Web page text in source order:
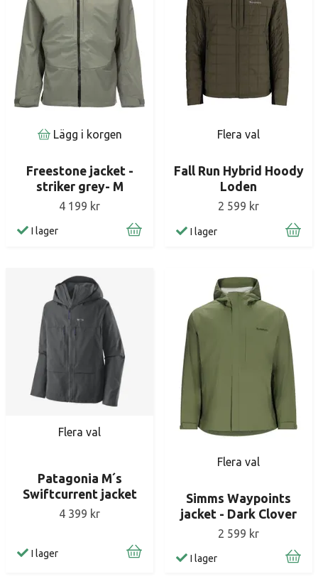
Lägg i korgen
Freestone jacket -
striker grey- M
4 199 kr
I lager
Flera val
Fall Run Hybrid Hoody
Loden
2 599 kr
I lager
Flera val
Patagonia M´s
Swiftcurrent jacket
4 399 kr
I lager
Flera val
Simms Waypoints
jacket - Dark Clover
2 599 kr
I lager